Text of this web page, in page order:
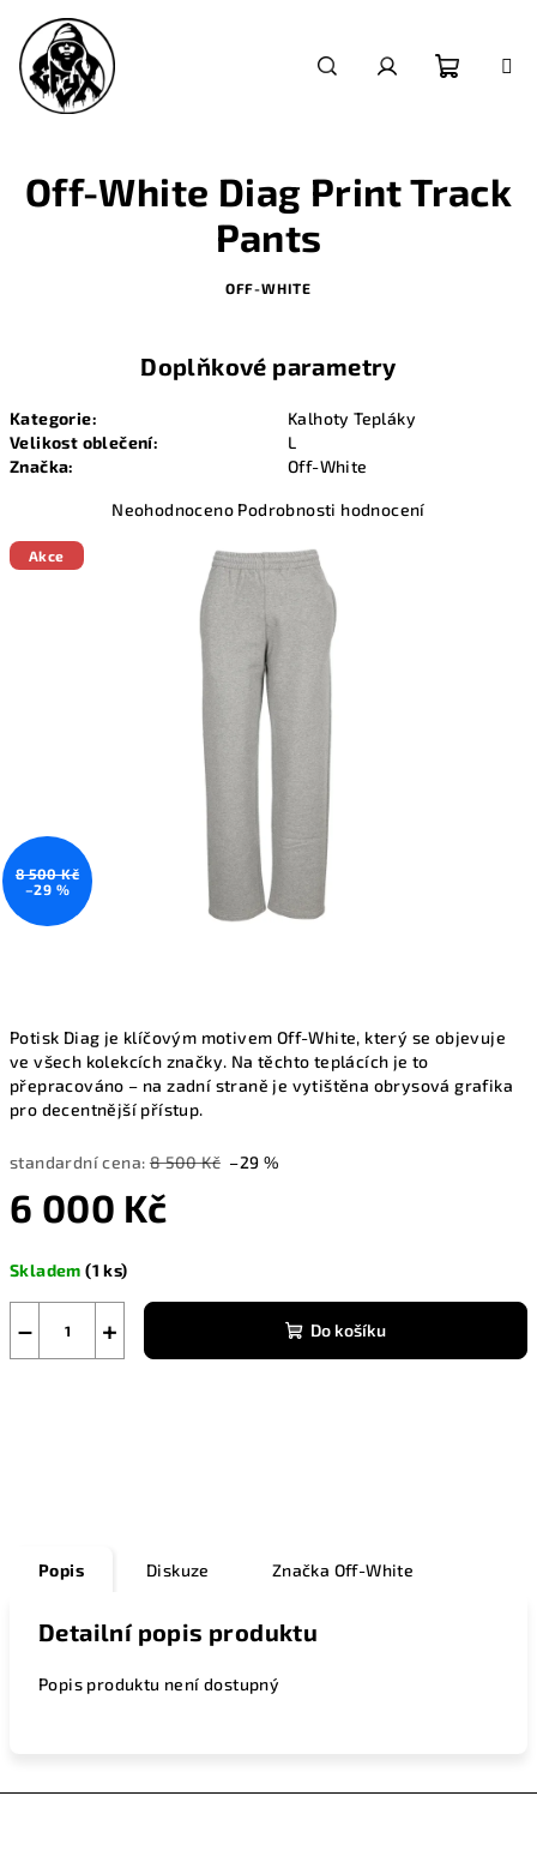
obsah
košík
Potisk Diag je klíčovým motivem Off-White, který se objevuje
ve všech kolekcích značky. Na těchto teplácích je to
přepracováno – na zadní straně je vytištěna obrysová grafika
pro decentnější přístup.
standardní cena: 8 500 Kč –29 %
6 000 Kč
cena:
Skladem(1 ks)
+
− Do košíku
Off-White Diag Print Track
Pants
OFF-WHITE
Doplňkové parametry
Kategorie:
Kalhoty Tepláky
Velikost oblečení:
L
Značka: Off-White
Průměrné
Neohodnoceno Podrobnosti hodnocení
Akce
8 500 Kč
–29 %
Popis Diskuze Značka Off-White
Detailní popis produktu
Popis produktu není dostupný